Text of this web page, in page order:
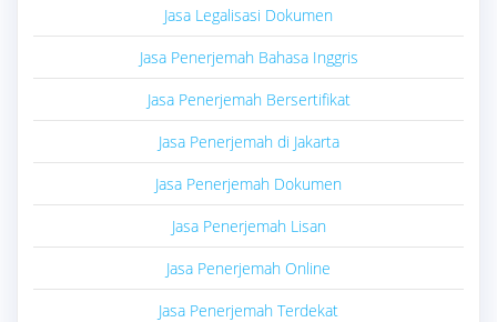
Jasa Legalisasi Dokumen
Jasa Penerjemah Bahasa Inggris
Jasa Penerjemah Bersertifikat
Jasa Penerjemah di Jakarta
Jasa Penerjemah Dokumen
Jasa Penerjemah Lisan
Jasa Penerjemah Online
Jasa Penerjemah Terdekat